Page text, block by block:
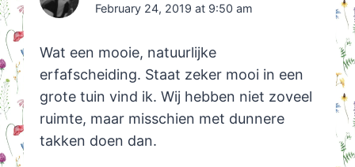
February 24, 2019 at 9:50 am
Wat een mooie, natuurlijke
erfafscheiding. Staat zeker mooi in een
grote tuin vind ik. Wij hebben niet zoveel
ruimte, maar misschien met dunnere
takken doen dan.